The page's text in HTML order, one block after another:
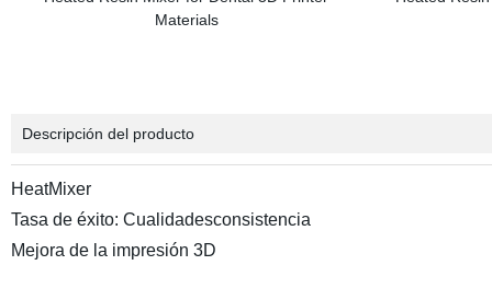
Descripción del producto
HeatMixer
Tasa de éxito: Cualidadesconsistencia
Mejora de la impresión 3D